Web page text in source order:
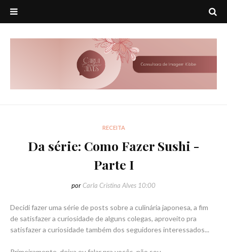
RECEITA
Da série: Como Fazer Sushi -
Parte I
porCarla Cristina Alves 10:00
Decidi fazer uma série de posts sobre a culinária japonesa, a fim
de satisfazer a curiosidade de alguns colegas, aproveito pra
satisfazer a curiosidade também dos seguidores interessados...